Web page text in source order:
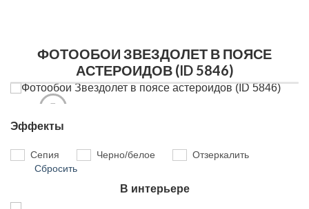
ФОТООБОИ ЗВЕЗДОЛЕТ В ПОЯСЕ
АСТЕРОИДОВ (ID 5846)
Эффекты
Сепия Черно/белое
Отзеркалить
Сбросить
В интерьере